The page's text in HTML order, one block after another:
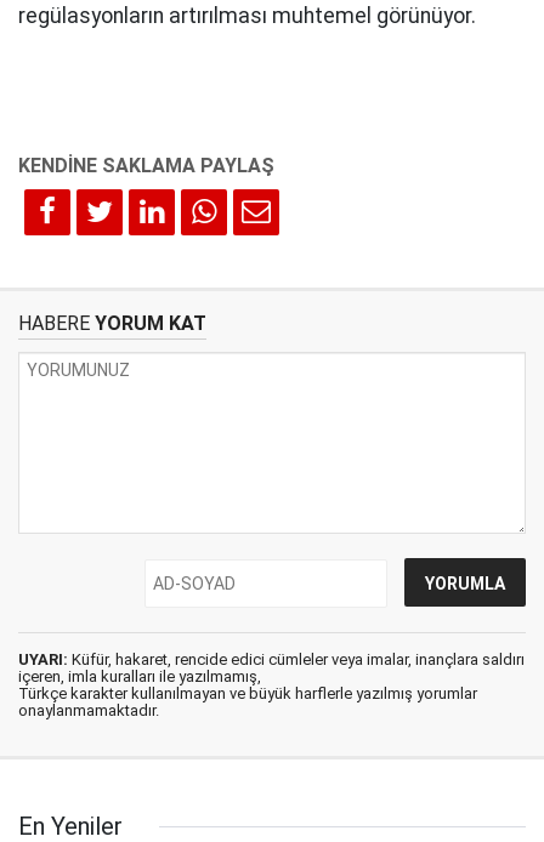
regülasyonların artırılması muhtemel görünüyor.
HABERE YORUM KAT
UYARI: Küfür, hakaret, rencide edici cümleler veya imalar, inançlara saldırı
içeren, imla kuralları ile yazılmamış,
Türkçe karakter kullanılmayan ve büyük harflerle yazılmış yorumlar
onaylanmamaktadır.
En Yeniler